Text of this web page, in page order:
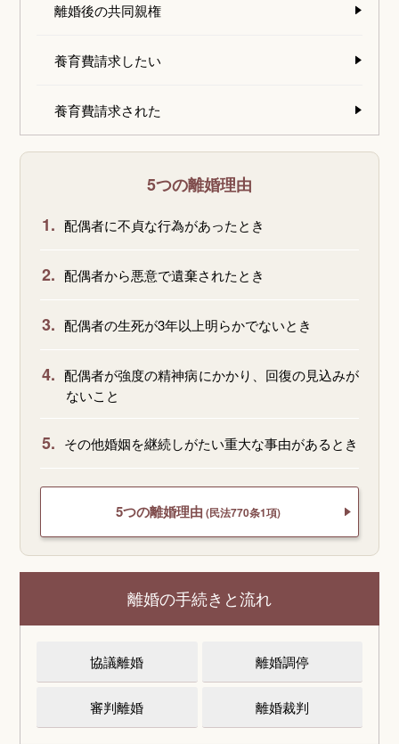
離婚後の共同親権
養育費請求したい
養育費請求された
5つの離婚理由
1. 配偶者に不貞な行為があったとき
2. 配偶者から悪意で遺棄されたとき
3. 配偶者の生死が3年以上明らかでないとき
4. 配偶者が強度の精神病にかかり、回復の見込みが
ないこと
5. その他婚姻を継続しがたい重大な事由があるとき
5つの離婚理由 (民法770条1項)
離婚の手続きと流れ
協議離婚 離婚調停
審判離婚 離婚裁判